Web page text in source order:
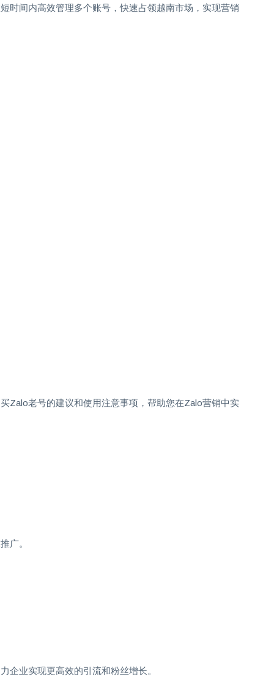
时间内高效管理多个账号，快速占领越南市场，实现营销
Zalo老号的建议和使用注意事项，帮助您在Zalo营销中实
广。
企业实现更高效的引流和粉丝增长。